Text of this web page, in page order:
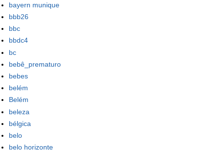
bayern munique
bbb26
bbc
bbdc4
bc
bebê_prematuro
bebes
belém
Belém
beleza
bélgica
belo
belo horizonte